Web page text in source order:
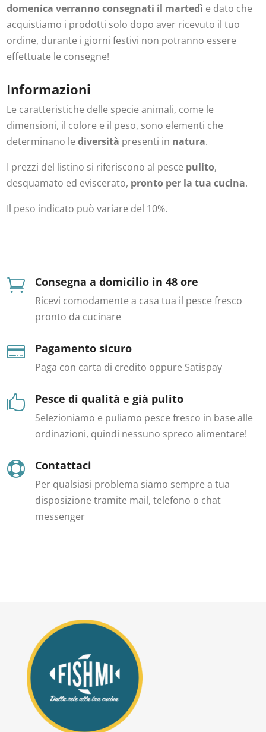
domenica verranno consegnati il martedì e dato che
acquistiamo i prodotti solo dopo aver ricevuto il tuo
ordine, durante i giorni festivi non potranno essere
effettuate le consegne!
Informazioni
Le caratteristiche delle specie animali, come le
dimensioni, il colore e il peso, sono elementi che
determinano lediversità presenti in natura.
I prezzi del listino si riferiscono al pesce pulito,
desquamato ed eviscerato, pronto per la tua cucina.
Il peso indicato può variare del 10%.
 Consegna a domicilio in 48 ore
Ricevi comodamente a casa tua il pesce fresco
pronto da cucinare
 Pagamento sicuro
Paga con carta di credito oppure Satispay
 Pesce di qualità e già pulito
Selezioniamo e puliamo pesce fresco in base alle
ordinazioni, quindi nessuno spreco alimentare!
 Contattaci
Per qualsiasi problema siamo sempre a tua
disposizione tramite mail, telefono o chat
messenger